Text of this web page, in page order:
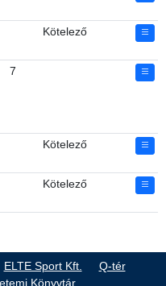
Kötelező
7
Kötelező
Kötelező
ELTE Sport Kft.
Q-tér
Könyvtár